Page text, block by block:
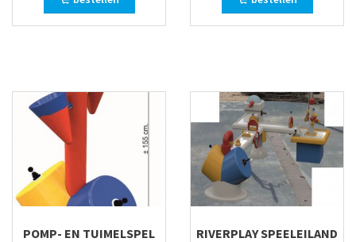
POMP- EN TUIMELSPEL RIVERPLAY SPEELEILAND